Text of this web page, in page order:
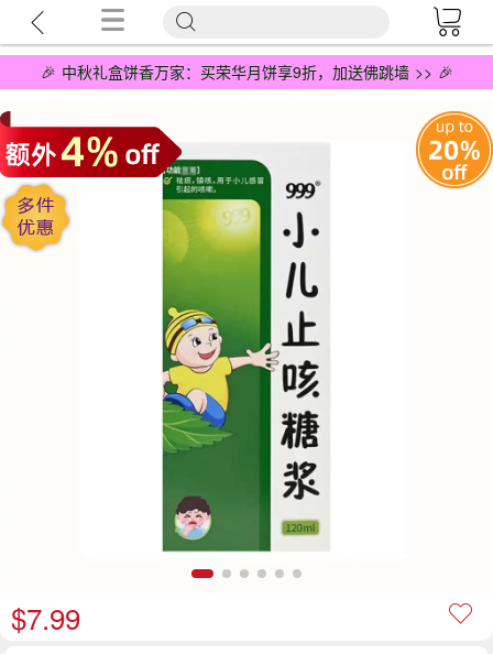
🎉 中秋礼盒饼香万家：买荣华月饼享9折，加送佛跳墙 >> 🎉
$7.99